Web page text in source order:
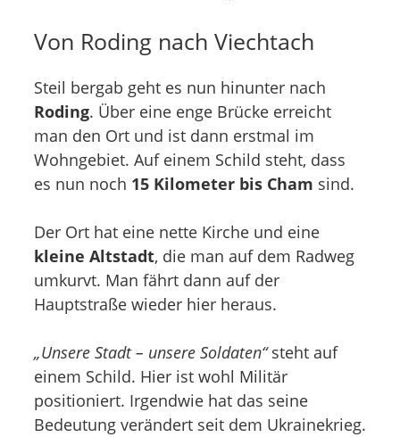
Von Roding nach Viechtach
Steil bergab geht es nun hinunter nach
Roding. Über eine enge Brücke erreicht
man den Ort und ist dann erstmal im
Wohngebiet. Auf einem Schild steht, dass
es nun noch 15 Kilometer bis Cham sind.
Der Ort hat eine nette Kirche und eine
kleine Altstadt, die man auf dem Radweg
umkurvt. Man fährt dann auf der
Hauptstraße wieder hier heraus.
„Unsere Stadt – unsere Soldaten“steht auf
einem Schild. Hier ist wohl Militär
positioniert. Irgendwie hat das seine
Bedeutung verändert seit dem Ukrainekrieg.